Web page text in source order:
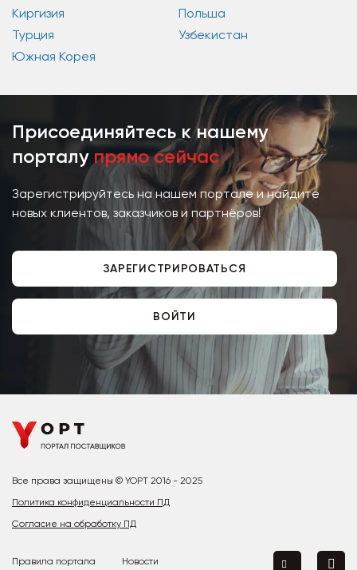
Киргизия
Польша
Турция
Узбекистан
Южная Корея
Присоединяйтесь к нашему
порталу прямо сейчас
Зарегистрируйтесь на нашем портале и найдите
новых клиентов, заказчиков и партнёров!
ЗАРЕГИСТРИРОВАТЬСЯ
ВОЙТИ
Все права защищены © YOPT 2016 - 2025
Политика конфиденциальности ПД
Согласие на обработку ПД
Правила портала Новости